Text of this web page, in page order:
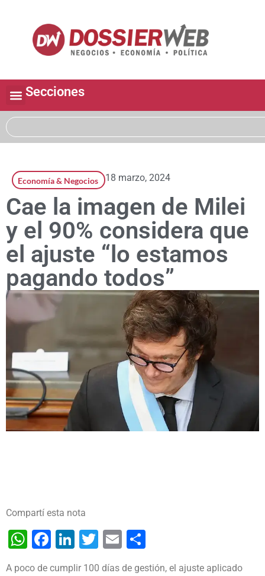
Secciones
Economía & Negocios 18 marzo, 2024
Cae la imagen de Milei
y el 90% considera que
el ajuste “lo estamos
pagando todos”
Compartí esta nota
WhatsApp
Facebook
LinkedIn
Twitter
Email
A poco de cumplir 100 días de gestión, el ajuste aplicado